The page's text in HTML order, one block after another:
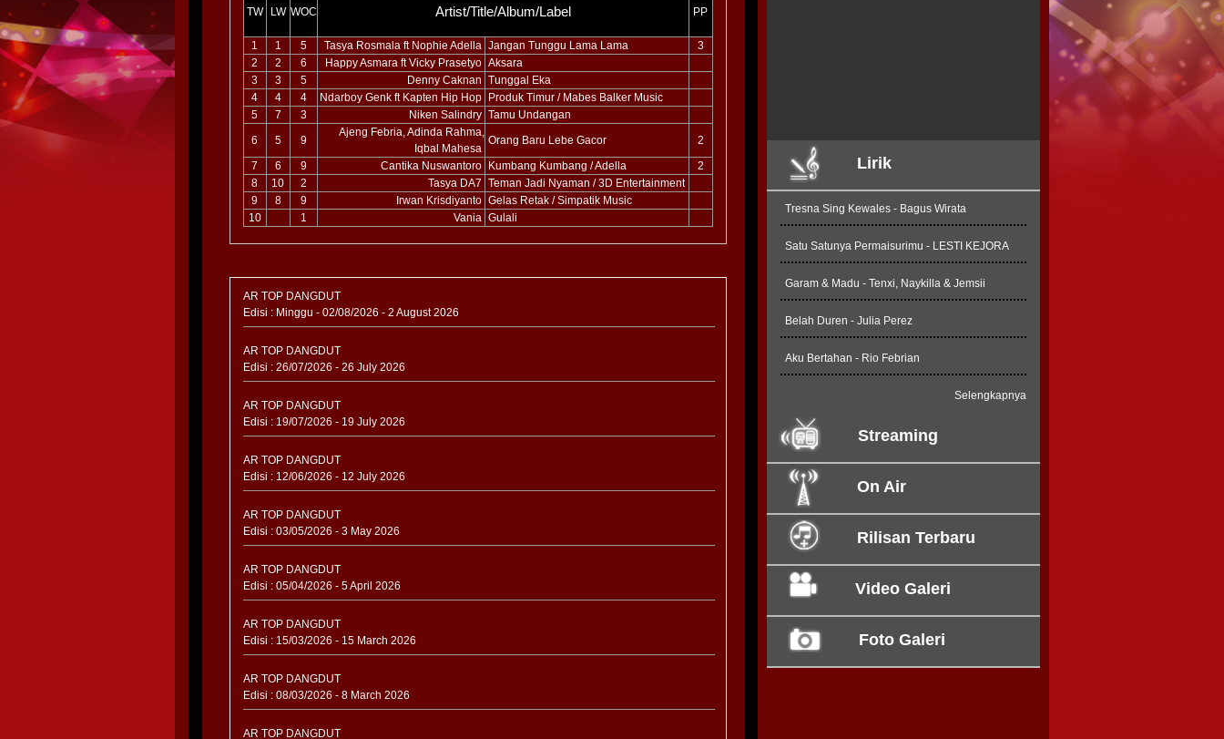
TW LW WOC Artist/Title/Album/Label PP
1 1 5 Tasya Rosmala ft Nophie Adella Jangan Tunggu Lama Lama
3
2
2 6 Happy Asmara ft Vicky Prasetyo Aksara
3
3 5 Denny Caknan Tunggal Eka
4
4 4 Ndarboy Genk ft Kapten Hip Hop
Produk Timur / Mabes Balker Music
5
7 3 Niken Salindry Tamu Undangan
6
5 9
Ajeng Febria, Adinda Rahma,
Iqbal Mahesa
Orang Baru Lebe Gacor
2
7
6 9 Cantika Nuswantoro Kumbang Kumbang / Adella
2
8
10 2 Tasya DA7 Teman Jadi Nyaman / 3D Entertainment
9
8 9 Irwan Krisdiyanto Gelas Retak / Simpatik Music
10
1 Vania Gulali
AR TOP DANGDUT
Edisi : Minggu - 02/08/2026 - 2 August 2026
AR TOP DANGDUT
Edisi : 26/07/2026 - 26 July 2026
AR TOP DANGDUT
Edisi : 19/07/2026 - 19 July 2026
AR TOP DANGDUT
Edisi : 12/06/2026 - 12 July 2026
AR TOP DANGDUT
Edisi : 03/05/2026 - 3 May 2026
AR TOP DANGDUT
Edisi : 05/04/2026 - 5 April 2026
AR TOP DANGDUT
Edisi : 15/03/2026 - 15 March 2026
AR TOP DANGDUT
Edisi : 08/03/2026 - 8 March 2026
AR TOP DANGDUT
Lirik
Tresna Sing Kewales - Bagus Wirata
Satu Satunya Permaisurimu - LESTI KEJORA
Garam & Madu - Tenxi, Naykilla & Jemsii
Belah Duren - Julia Perez
Aku Bertahan - Rio Febrian
Selengkapnya
Streaming
On Air
Rilisan Terbaru
Video Galeri
Foto Galeri